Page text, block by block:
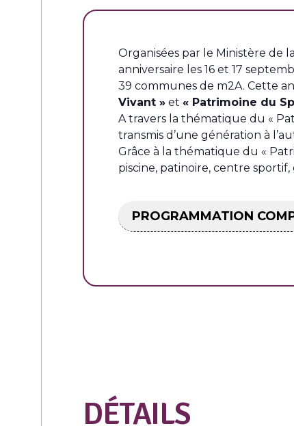
Organisées par le Ministère de
anniversaire les 16 et 17
39 communes de m2A. Cette
Vivant » et « Patrimoine du
A travers la thématique du «
transmis d’une génération à
Grâce à la thématique du «
piscine, patinoire, centre
PROGRAMMATION
DÉTAILS